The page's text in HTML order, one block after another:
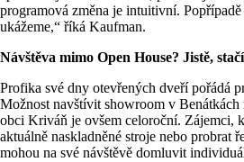
programová změna je intuitivní.
ukážeme,“ říká Kaufman.
Návštěva mimo Open House? Jistě,
Profika své dny otevřených dveří pořádá
Možnost navštívit showroom v Benátkách
obci Kriváň je ovšem celoroční. Zájemci,
aktuálně naskladněné stroje nebo probrat
mohou na své návštěvě domluvit